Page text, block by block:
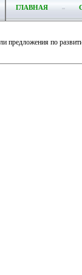
ГЛАВНАЯ
предложения по